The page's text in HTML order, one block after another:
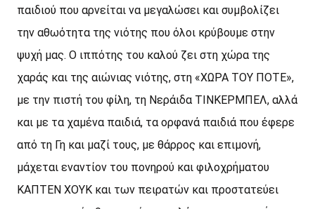
παιδιού που αρνείται να μεγαλώσει και συμβολίζει
την αθωότητα της νιότης που όλοι κρύβουμε στην
ψυχή μας. Ο ιππότης του καλού ζει στη χώρα της
χαράς και της αιώνιας νιότης, στη «ΧΩΡΑ ΤΟΥ ΠΟΤΕ»,
με την πιστή του φίλη, τη Νεράιδα ΤΙΝΚΕΡΜΠΕΛ, αλλά
και με τα χαμένα παιδιά, τα ορφανά παιδιά που έφερε
από τη Γη και μαζί τους, με θάρρος και επιμονή,
μάχεται εναντίον του πονηρού και φιλοχρήματου
ΚΑΠΤΕΝ ΧΟΥΚ και των πειρατών και προστατεύει